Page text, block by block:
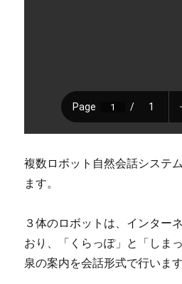
複数ロボット自然会話システ
ます。
３体のロボットは、インター
おり、「くらっぽ」と「しま
泉の案内を会話形式で行います